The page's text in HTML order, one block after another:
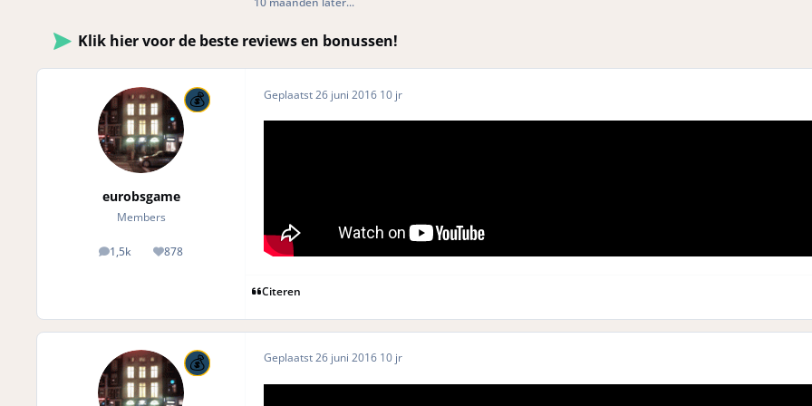
Klik hier voor de beste reviews en bonussen!
eurobsgame
Members
1,5k
posts 878
Reputation
Geplaatst26 juni 2016 10 jr
Citeren
Geplaatst26 juni 2016 10 jr